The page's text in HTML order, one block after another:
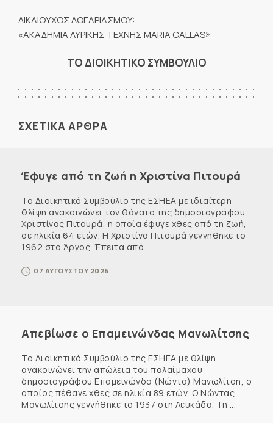
ΔΙΚΑΙΟΥΧΟΣ ΛΟΓΑΡΙΑΣΜOY:
«ΑΚΑΔΗΜΙA ΛΥΡΙΚΗΣ ΤΕΧΝΗΣ ΜARIA CALLAS»
ΤΟ ΔΙΟΙΚΗΤΙΚΟ ΣΥΜΒΟΥΛΙΟ
ΣΧΕΤΙΚΑ ΑΡΘΡΑ
Έφυγε από τη ζωή η Χριστίνα Πιτουρά
Το Διοικητικό Συμβούλιο της ΕΣΗΕΑ με ιδιαίτερη
θλίψη ανακοινώνει τον θάνατο της δημοσιογράφου
Χριστίνας Πιτουρά, η οποία έφυγε χθες από τη ζωή,
σε ηλικία 64 ετών. Η Χριστίνα Πιτουρά γεννήθηκε το
1962 στο Άργος. Έπειτα από ...
07 ΑΥΓΟΥΣΤΟΥ 2026
Απεβίωσε ο Επαμεινώνδας Μανωλίτσης
Το Διοικητικό Συμβούλιο της ΕΣΗΕΑ με θλίψη
ανακοινώνει την απώλεια του παλαίμαχου
δημοσιογράφου Επαμεινώνδα (Νώντα) Μανωλίτση, ο
οποίος πέθανε χθες σε ηλικία 89 ετών. Ο Νώντας
Μανωλίτσης γεννήθηκε το 1937 στη Λευκάδα. Τη ...